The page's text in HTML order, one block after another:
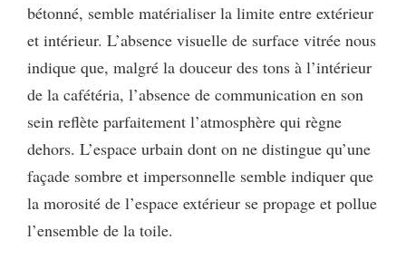
bétonné, semble matérialiser la limite entre extérieur
et intérieur. L’absence visuelle de surface vitrée nous
indique que, malgré la douceur des tons à l’intérieur
de la cafétéria, l’absence de communication en son
sein reflète parfaitement l’atmosphère qui règne
dehors. L’espace urbain dont on ne distingue qu’une
façade sombre et impersonnelle semble indiquer que
la morosité de l’espace extérieur se propage et pollue
l’ensemble de la toile.